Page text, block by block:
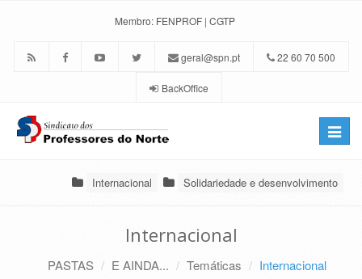
Membro: FENPROF | CGTP
geral@spn.pt 22 60 70 500
BackOffice
Toggle
Internacional Solidariedade e desenvolvimento
Internacional
PASTAS E AINDA... Temáticas Internacional